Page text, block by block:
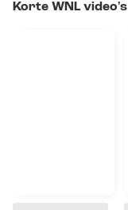
Korte WNL video's